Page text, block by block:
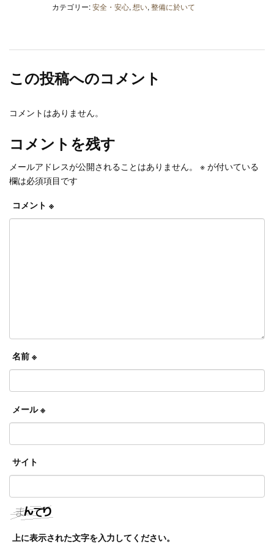
カテゴリー:安全・安心, 想い, 整備に於いて
この投稿へのコメント
コメントはありません。
コメントを残す
メールアドレスが公開されることはありません。 ※ が付いている
欄は必須項目です
コメント ※
名前 ※
メール※
サイト
上に表示された文字を入力してください。